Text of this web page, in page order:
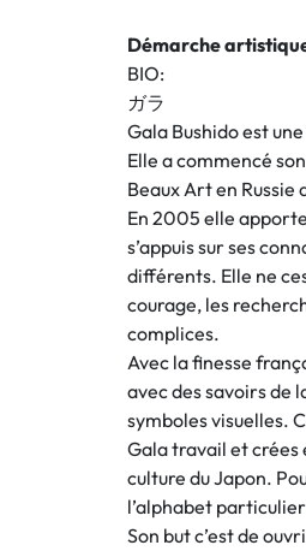
Démarche
BIO:
ガラ
Gala Bushido est
Elle a commencé
Beaux Art en Russie
En 2005 elle
s’appuis sur ses
différents. Elle ne
courage, les
complices.
Avec la finesse
avec des savoirs de
symboles visuelles.
Gala travail et crées
culture du Japon.
l’alphabet
Son but c’est de